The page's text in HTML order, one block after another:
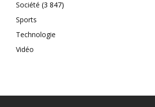
Société (3 847)
Sports
Technologie
Vidéo